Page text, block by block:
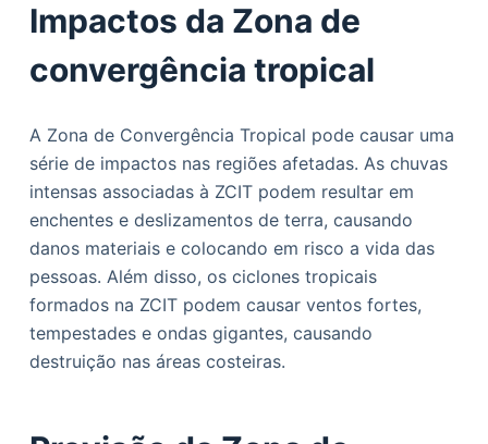
Impactos da Zona de
convergência tropical
A Zona de Convergência Tropical pode causar uma
série de impactos nas regiões afetadas. As chuvas
intensas associadas à ZCIT podem resultar em
enchentes e deslizamentos de terra, causando
danos materiais e colocando em risco a vida das
pessoas. Além disso, os ciclones tropicais
formados na ZCIT podem causar ventos fortes,
tempestades e ondas gigantes, causando
destruição nas áreas costeiras.